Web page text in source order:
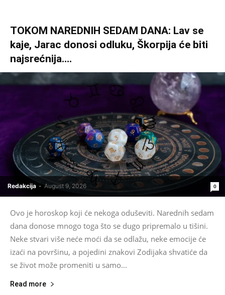
TOKOM NAREDNIH SEDAM DANA: Lav se
kaje, Jarac donosi odluku, Škorpija će biti
najsrećnija….
Redakcija - August 9, 2026 0
Ovo je horoskop koji će nekoga oduševiti. Narednih sedam
dana donose mnogo toga što se dugo pripremalo u tišini.
Neke stvari više neće moći da se odlažu, neke emocije će
izaći na površinu, a pojedini znakovi Zodijaka shvatiće da
se život može promeniti u samo...
Read more